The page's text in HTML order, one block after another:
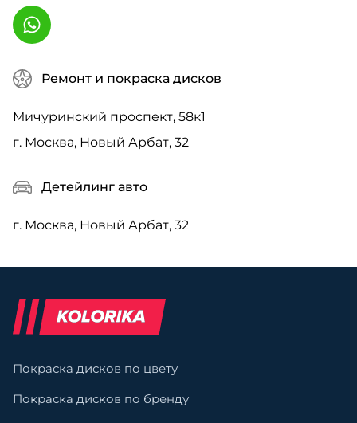
Ремонт и покраска дисков
Мичуринский проспект, 58к1
г. Москва, Новый Арбат, 32
Детейлинг авто
г. Москва, Новый Арбат, 32
Покраска дисков по цвету
Покраска дисков по бренду